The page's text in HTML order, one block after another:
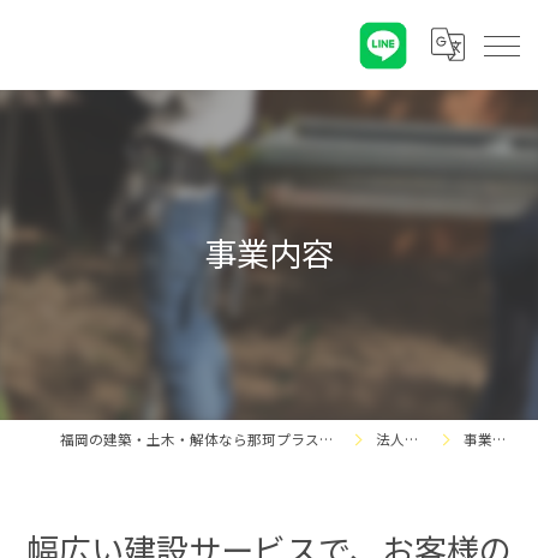
事業内容
福岡の建築・土木・解体なら那珂プラス株式会社 法人の方 事業内容